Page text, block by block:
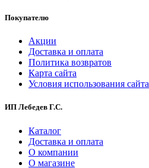
Покупателю
Акции
Доставка и оплата
Политика возвратов
Карта сайта
Условия использования сайта
ИП Лебедев Г.С.
Каталог
Доставка и оплата
О компании
О магазине